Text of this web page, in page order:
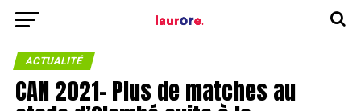
ACTUALITÉ
CAN 2021- Plus de matches au